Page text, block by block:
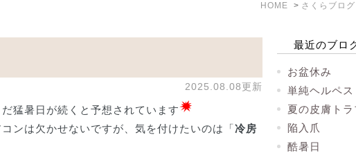
HOME さくらブログ
2025.08.08更新
猛暑日が続くと予想されています
ンは欠かせないですが、気を付けたいのは「冷房
最近のブロ
お盆休み
単純ヘルペス
夏の皮膚トラ
陥入爪
酷暑日